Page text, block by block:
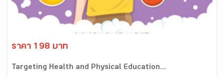
ราคา 198 บาท
Targeting Health and Physical Education...